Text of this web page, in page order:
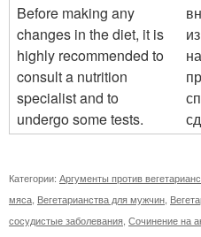
Before making any
changes in the diet, it is
highly recommended to
consult a nutrition
specialist and to
undergo some tests.
Категории: Аргументы против
мяса Вегетарианства для мужчин
сосудистые заболевания Сочинение на